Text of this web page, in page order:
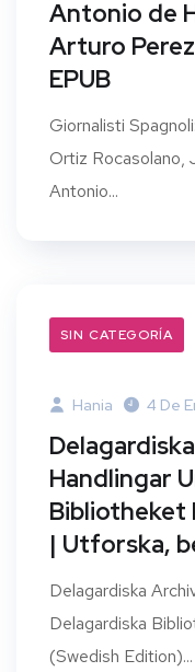
Antonio de
Arturo
EPUB
Giornalisti
Ortiz Rocasolano,
Antonio...
SIN CATEGORÍA
Hania 4 De
Handlingar
Bibliotheket
| Utforska,
Delagardiska
Delagardiska
(Swedish Edition)...